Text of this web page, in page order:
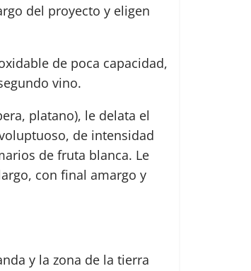
del proyecto y eligen
de poca capacidad,
vino.
platano), le delata el
de intensidad
de fruta blanca. Le
con final amargo y
y la zona de la tierra